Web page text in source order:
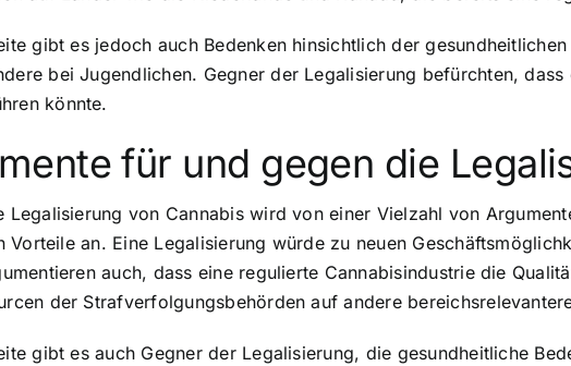
gibt es jedoch auch Bedenken hinsichtlich der
bei Jugendlichen. Gegner der Legalisierung befürchten,
könnte.
für und gegen die
Legalisierung von Cannabis wird von einer Vielzahl von
Vorteile an. Eine Legalisierung würde zu neuen
auch, dass eine regulierte Cannabisindustrie die
der Strafverfolgungsbehörden auf andere
gibt es auch Gegner der Legalisierung, die gesundheitliche